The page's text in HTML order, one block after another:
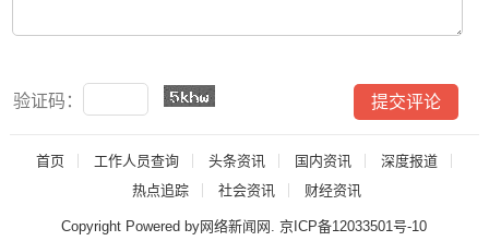
验证码：
首页 工作人员查询 头条资讯 国内资讯
深度报道
热点追踪
社会资讯 财经资讯
Copyright Powered by网络新闻网.京ICP备12033501号-10